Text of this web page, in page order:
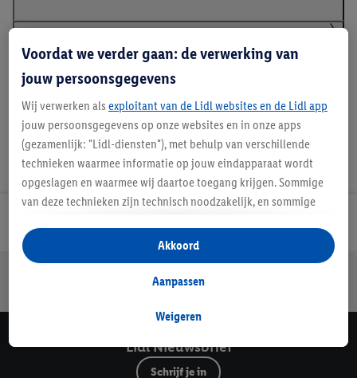
Handleidingen en downloads
Veilig winkelen
Lidl Nieuwsbrief
Schrijf je in
Voordat we verder gaan: de verwerking van
jouw persoonsgegevens
Wij verwerken als exploitant van de Lidl websites en de Lidl app
jouw persoonsgegevens op onze websites en in onze apps
(gezamenlijk: "Lidl-diensten"), met behulp van verschillende
technieken waarmee informatie op jouw eindapparaat wordt
opgeslagen en waarmee wij daartoe toegang krijgen. Sommige
van deze technieken zijn technisch noodzakelijk, en sommige
opslaan van voorkeursinstellingen, het verzamelen en
analyseren van statistieken of voor het tonen van
gepersonaliseerde reclame binnen en buiten de Lidl-diensten.
gegevens over jouw aankoopgedrag in de winkel ook voor de
Als je hier toestemming geeft aan ons voor het personaliseren
van reclame en als je vervolgens een Lidl Plus-account
Weigeren
Aanpassen
Akkoord